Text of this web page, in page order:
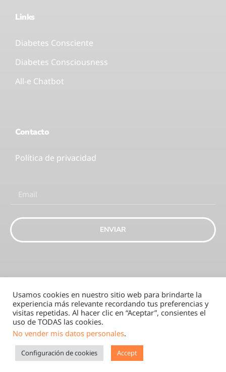
Links
Diabetes Consciente
Diabetes Consciousness
All-e Chatbot
Contacto
Política de privacidad
ENVIAR
Eaction-SK 2025
Usamos cookies en nuestro sitio web para brindarte la
experiencia más relevante recordando tus preferencias y
visitas repetidas. Al hacer clic en “Aceptar”, consientes el
uso de TODAS las cookies.
No vender mis datos personales.
Configuración de cookies Accept